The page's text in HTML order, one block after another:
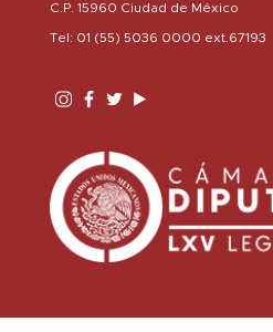
C.P. 15960 Ciudad de México
Tel: 01 (55) 5036 0000 ext.67193